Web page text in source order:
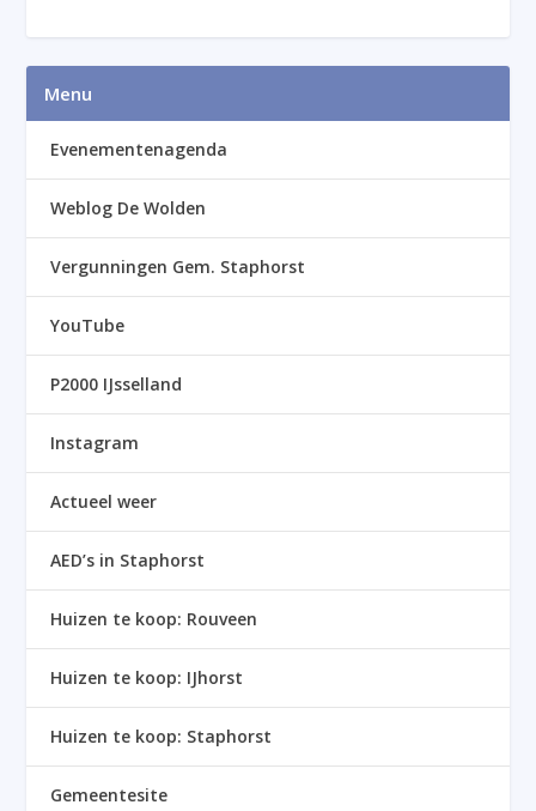
Menu
Evenementenagenda
Weblog De Wolden
Vergunningen Gem. Staphorst
YouTube
P2000 IJsselland
Instagram
Actueel weer
AED’s in Staphorst
Huizen te koop: Rouveen
Huizen te koop: IJhorst
Huizen te koop: Staphorst
Gemeentesite